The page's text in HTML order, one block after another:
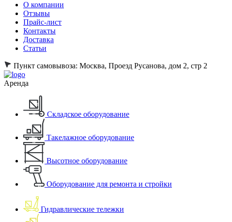
О компании
Отзывы
Прайс-лист
Контакты
Доставка
Статьи
Пункт самовывоза: Москва, Проезд Русанова, дом 2, стр 2
Аренда
Складское оборудование
Такелажное оборудование
Высотное оборудование
Оборудование для ремонта и стройки
Гидравлические тележки